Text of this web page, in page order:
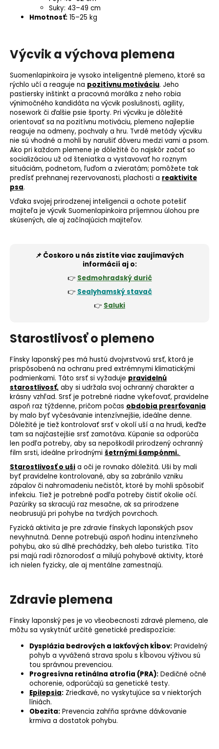
Suky: 43–49 cm
Hmotnosť: 15–25 kg
Výcvik a výchova plemena
Suomenlapinkoira je vysoko inteligentné plemeno, ktoré sa
rýchlo učí a reaguje na pozitívnu motiváciu. Jeho
pastiersky inštinkt a pracovná morálka z neho robia
výnimočného kandidáta na výcvik poslušnosti, agility,
nosework či ďalšie psie športy. Pri výcviku je dôležité
orientovať sa na pozitívnu motiváciu, plemeno najlepšie
reaguje na odmeny, pochvaly a hru. Tvrdé metódy výcviku
nie sú vhodné a mohli by narušiť dôveru medzi vami a psom.
Ako pri každom plemene je dôležité čo najskôr začať so
socializáciou už od šteniatka a vystavovať ho roznym
situáciám, podnetom, ľuďom a zvieratám; pomôžete tak
predísť prehnanej rezervovanosti, plachosti a reaktivite
psa.
Vďaka svojej prirodzenej inteligencii a ochote potešiť
majiteľa je výcvik Suomenlapinkoira príjemnou úlohou pre
skúsených, ale aj začínajúcich majiteľov.
📌 Čoskoro u nás zistíte viac zaujímavých
informácií aj o:
👉 Sedmohradský durič
👉 Sealyhamskýstavač
👉 Saluki
Starostlivosť o plemeno
Fínsky laponský pes má hustú dvojvrstvovú srsť, ktorá je
prispôsobená na ochranu pred extrémnymi klimatickými
podmienkami. Táto srsť si vyžaduje pravidelnú
starostlivosť, aby si udržala svoj ochranný charakter a
krásny vzhľad. Srsť je potrebné riadne vykefovať, pravidelne
aspoň raz týždenne, pričom počas obdobia presrťovania
by malo byť vyčesávanie intenzívnejšie, ideálne denne.
Dôležité je tiež kontrolovať srsť v okolí uší a na hrudi, keďže
tam sa najčastejšie srsť zamotáva. Kúpanie sa odporúča
len podľa potreby, aby sa nepoškodil prirodzený ochranný
film srsti, ideálne prírodnými šetrnými šampónmi.
Starostlivosť o uši a oči je rovnako dôležitá. Uši by mali
byť pravidelne kontrolované, aby sa zabránilo vzniku
zápalov či nahromadeniu nečistôt, ktoré by mohli spôsobiť
infekciu. Tiež je potrebné podľa potreby čistiť okolie očí.
Pazúriky sa skracujú raz mesačne, ak sa prirodzene
neobrusujú pri pohybe na tvrdých povrchoch.
Fyzická aktivita je pre zdravie fínskych laponských psov
nevyhnutná. Denne potrebujú aspoň hodinu intenzívneho
pohybu, ako sú dlhé prechádzky, beh alebo turistika. Títo
psi majú radi rôznorodosť a milujú pohybové aktivity, ktoré
ich nielen fyzicky, ale aj mentálne zamestnajú.
Zdravie plemena
Fínsky laponský pes je vo všeobecnosti zdravé plemeno, ale
môžu sa vyskytnúť určité genetické predispozície:
Dysplázia bedrových a lakťových kĺbov: Pravidelný
pohyb a vyvážená strava spolu s kĺbovou výživou sú
tou správnou prevenciou.
Progresívna retinálna atrofia (PRA): Dedičné očné
ochorenie, odporúčajú sa genetické testy.
Epilepsia: Zriedkavé, no vyskytujúce sa v niektorých
líniách.
Obezita: Prevencia zahŕňa správne dávkovanie
krmiva a dostatok pohybu.